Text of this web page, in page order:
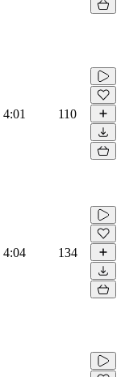
4:01 110
4:04 134